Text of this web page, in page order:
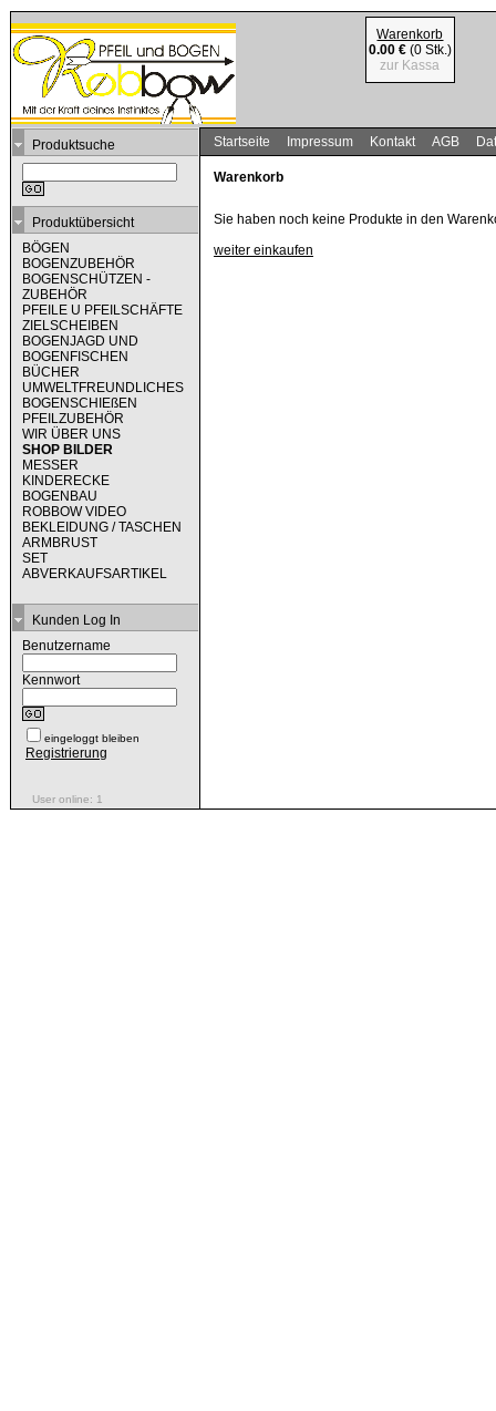
Warenkorb
0.00 € (0 Stk.)
zur Kassa
Produktsuche
Produktübersicht
BÖGEN
BOGENZUBEHÖR
BOGENSCHÜTZEN -
ZUBEHÖR
PFEILE U PFEILSCHÄFTE
ZIELSCHEIBEN
BOGENJAGD UND
BOGENFISCHEN
BÜCHER
UMWELTFREUNDLICHES
BOGENSCHIEßEN
PFEILZUBEHÖR
WIR ÜBER UNS
SHOP BILDER
MESSER
KINDERECKE
BOGENBAU
ROBBOW VIDEO
BEKLEIDUNG / TASCHEN
ARMBRUST
SET
ABVERKAUFSARTIKEL
Kunden Log In
Benutzername
Kennwort
eingeloggt bleiben
Registrierung
User online: 1
Startseite Impressum Kontakt AGB
Warenkorb
Sie haben noch keine Produkte in den
weiter einkaufen